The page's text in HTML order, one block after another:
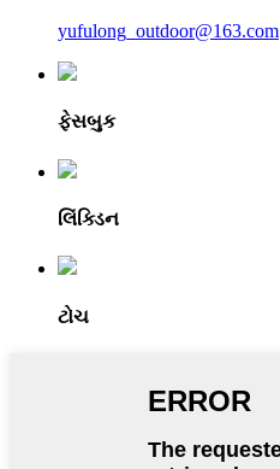
yufulong_outdoor@163.com
ફેસબુક
લિંક્ડિન
ટોચ